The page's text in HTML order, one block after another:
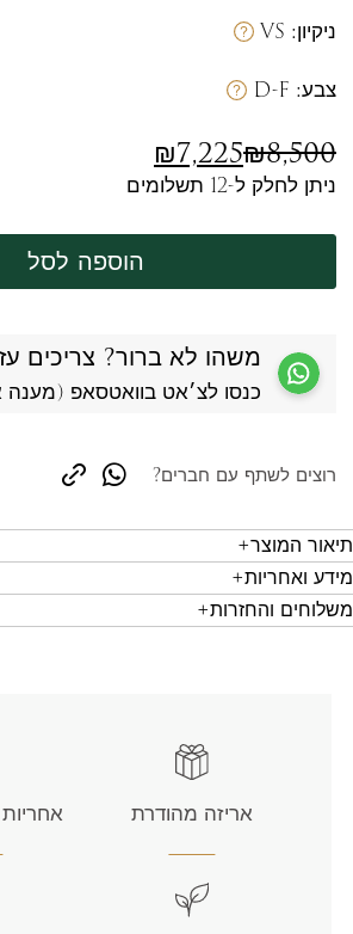
ניקיון: VS
צבע: D-F
₪8,500
₪7,225
ניתן לחלק ל-12 תשלומים
הוספה לסל
משהו לא ברור? צריכים
כנסו לצ׳אט בוואטסאפ (מענה
רוצים לשתף עם חברים?
whatsapp
link
תיאור המוצר
מידע ואחריות
משלוחים והחזרות
אריזה מהודרת